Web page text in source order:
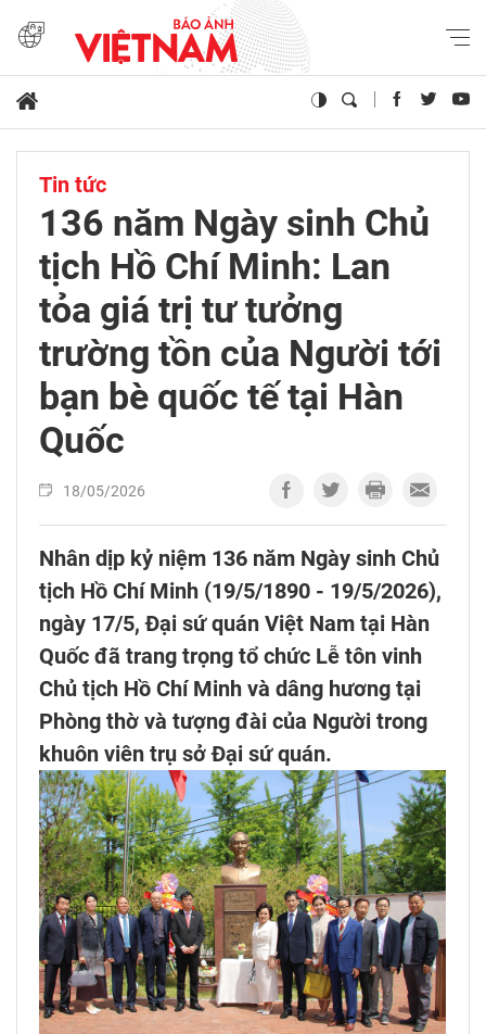
Tin tức
136 năm Ngày sinh Chủ
tịch Hồ Chí Minh: Lan
tỏa giá trị tư tưởng
trường tồn của Người tới
bạn bè quốc tế tại Hàn
Quốc
18/05/2026
Nhân dịp kỷ niệm 136 năm Ngày sinh Chủ
tịch Hồ Chí Minh (19/5/1890 - 19/5/2026),
ngày 17/5, Đại sứ quán Việt Nam tại Hàn
Quốc đã trang trọng tổ chức Lễ tôn vinh
Chủ tịch Hồ Chí Minh và dâng hương tại
Phòng thờ và tượng đài của Người trong
khuôn viên trụ sở Đại sứ quán.